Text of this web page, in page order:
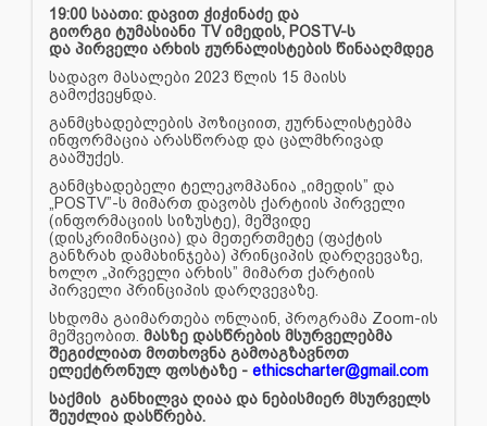
19:00 საათი: დავით ჭიჭინაძე და
გიორგი ტუმასიანი TV იმედის, POSTV-ს
და პირველი არხის ჟურნალისტების წინააღმდეგ
სადავო მასალები 2023 წლის 15 მაისს
გამოქვეყნდა.
განმცხადებლების პოზიციით, ჟურნალისტებმა
ინფორმაცია არასწორად და ცალმხრივად
გააშუქეს.
განმცხადებელი ტელეკომპანია „იმედის” და
„POSTV”-ს მიმართ დავობს ქარტიის პირველი
(ინფორმაციის სიზუსტე), მეშვიდე
(დისკრიმინაცია) და მეთერთმეტე (ფაქტის
განზრახ დამახინჯება) პრინციპის დარღვევაზე,
ხოლო „პირველი არხის” მიმართ ქარტიის
პირველი პრინციპის დარღვევაზე.
სხდომა გაიმართება ონლაინ, პროგრამა Zoom-ის
მეშვეობით. მასზე დასწრების მსურველებმა
შეგიძლიათ მოთხოვნა გამოაგზავნოთ
ელექტრონულ ფოსტაზე - ethicscharter@gmail.com
საქმის განხილვა ღიაა და ნებისმიერ მსურველს
შეუძლია დასწრება.